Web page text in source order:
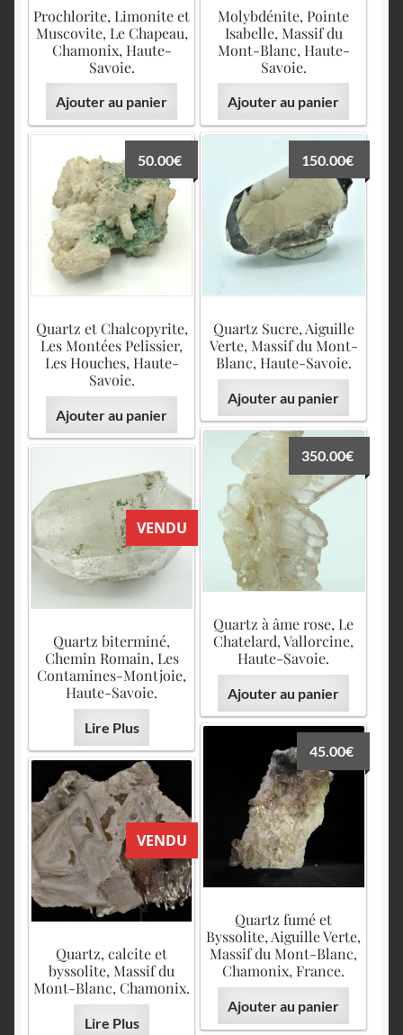
Prochlorite, Limonite et
Muscovite, Le Chapeau,
Chamonix, Haute-
Savoie.
Ajouter au panier
Molybdénite, Pointe
Isabelle, Massif du
Mont-Blanc, Haute-
Savoie.
Ajouter au panier
Quartz et Chalcopyrite,
Les Montées Pelissier,
Les Houches, Haute-
Savoie.
50.00€
Ajouter au panier
Quartz Sucre, Aiguille
Verte, Massif du Mont-
Blanc, Haute-Savoie.
150.00€
Ajouter au panier
Quartz à âme rose, Le
Chatelard, Vallorcine,
Haute-Savoie.
350.00€
Ajouter au panier
VENDU
Quartz biterminé,
Chemin Romain, Les
Contamines-Montjoie,
Haute-Savoie.
Lire Plus
Quartz fumé et
Byssolite, Aiguille Verte,
Massif du Mont-Blanc,
Chamonix, France.
45.00€
Ajouter au panier
VENDU
Quartz, calcite et
byssolite, Massif du
Mont-Blanc, Chamonix.
Lire Plus